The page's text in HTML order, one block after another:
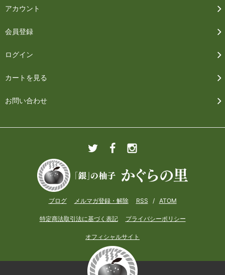
アカウント
会員登録
ログイン
カートを見る
お問い合わせ
ブログ メルマガ登録・解除 RSS / ATOM
特定商法取引法に基づく表記 プライバシーポリシー
オフィシャルサイト